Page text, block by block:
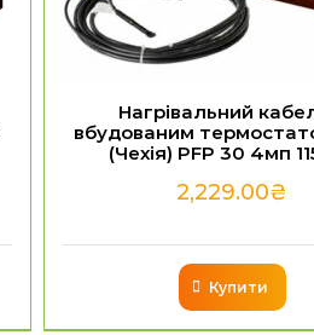
Нагрівальний
вбудованим
(Чехія) PFP 30 4мп
2,229.00₴
Купити